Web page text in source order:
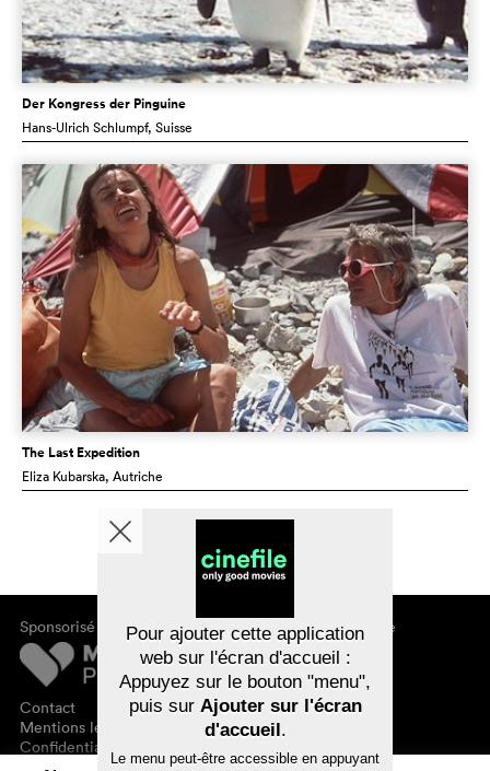
Der Kongress der Pinguine
Hans-Ulrich Schlumpf, Suisse
The Last Expedition
Eliza Kubarska, Autriche
Sponsorisé par
Contact
Mentions légales
Confidentialité des données
À propos de cinefile
S'inscrire/s'abonner
Newsletter
FAQ
Bons-cadeaux
Pour ajouter cette application
web sur l'écran d'accueil :
Appuyez sur le bouton "menu",
puis sur Ajouter sur l'écran
d'accueil.
Le menu peut-être accessible en appuyant